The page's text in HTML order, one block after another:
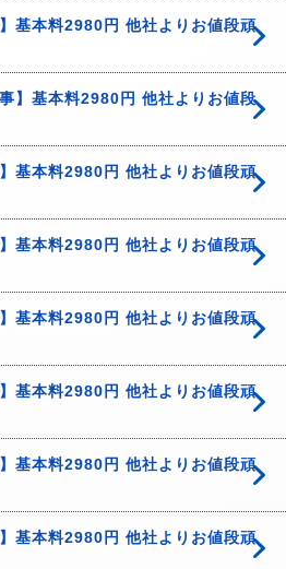
基本料2980円 他社よりお値段頑
】基本料2980円 他社よりお値段
基本料2980円 他社よりお値段頑
基本料2980円 他社よりお値段頑
基本料2980円 他社よりお値段頑
基本料2980円 他社よりお値段頑
基本料2980円 他社よりお値段頑
基本料2980円 他社よりお値段頑